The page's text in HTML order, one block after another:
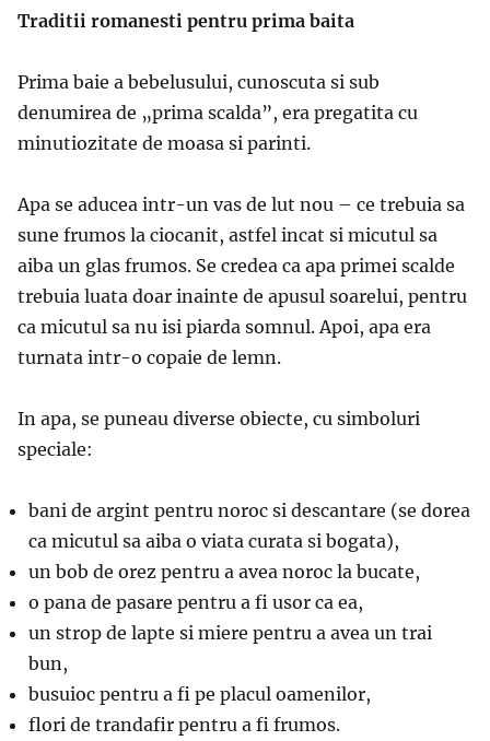
Traditii romanesti pentru prima baita
Prima baie a bebelusului, cunoscuta si sub
denumirea de „prima scalda”, era pregatita cu
minutiozitate de moasa si parinti.
Apa se aducea intr-un vas de lut nou – ce trebuia sa
sune frumos la ciocanit, astfel incat si micutul sa
aiba un glas frumos. Se credea ca apa primei scalde
trebuia luata doar inainte de apusul soarelui, pentru
ca micutul sa nu isi piarda somnul. Apoi, apa era
turnata intr-o copaie de lemn.
In apa, se puneau diverse obiecte, cu simboluri
speciale:
bani de argint pentru noroc si descantare (se dorea
ca micutul sa aiba o viata curata si bogata),
un bob de orez pentru a avea noroc la bucate,
o pana de pasare pentru a fi usor ca ea,
un strop de lapte si miere pentru a avea un trai
bun,
busuioc pentru a fi pe placul oamenilor,
flori de trandafir pentru a fi frumos.